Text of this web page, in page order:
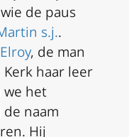
de paus
s.j..
, de man
haar leer
we het
naam
Hij